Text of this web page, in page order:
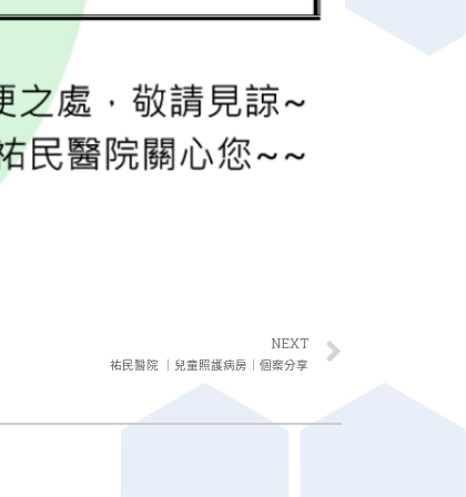
NEXT
祐民醫院 ｜兒童照護病房｜個案分享